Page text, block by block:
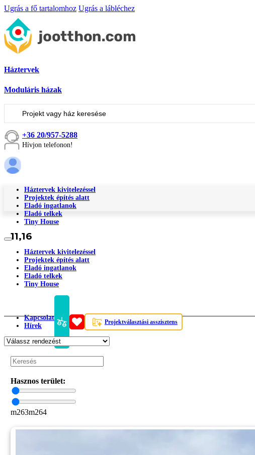
Ugrás a fő tartalomhoz Ugrás a lábléchez
Háztervek
Moduláris házak
+36 20/957-5288
Hívjon telefonon!
Háztervek kivitelezéssel
Projektek építés alatt
Eladó ingatlanok
Eladó telkek
Tiny House
Háztervek kivitelezéssel
Projektek építés alatt
Eladó ingatlanok
Eladó telkek
Tiny House
Kapcsolat
Hírek
Projektválasztási asszisztens
11,16
Hasznos terület:
m263m264